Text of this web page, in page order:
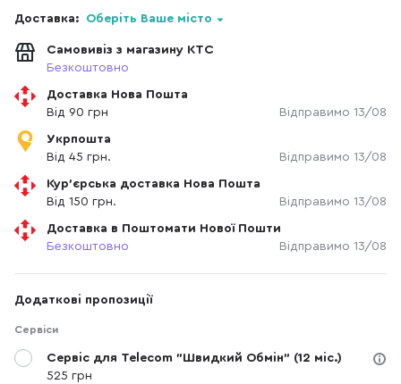
Доставка: Оберіть Ваше місто
Самовивіз з магазину КТС
Безкоштовно
Доставка Нова Пошта
Від 90 грн
Відправимо 13/08
Укрпошта
Від 45 грн.
Відправимо 13/08
Кур'єрська доставка Нова Пошта
Від 150 грн.
Відправимо 13/08
Доставка в Поштомати Нової Пошти
Безкоштовно
Відправимо 13/08
Додаткові пропозиції
Сервіси
Сервіс для Telecom "Швидкий Обмін" (12 міс.)
525 грн